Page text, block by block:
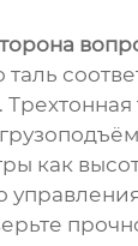
таль
как